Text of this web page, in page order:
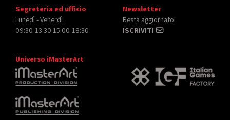
Segreteria ed ufficio
Lunedì - Venerdì
09:30-13:30 15:00-18:30
Newsletter
Resta aggiornato!
ISCRIVITI
Universo iMasterArt